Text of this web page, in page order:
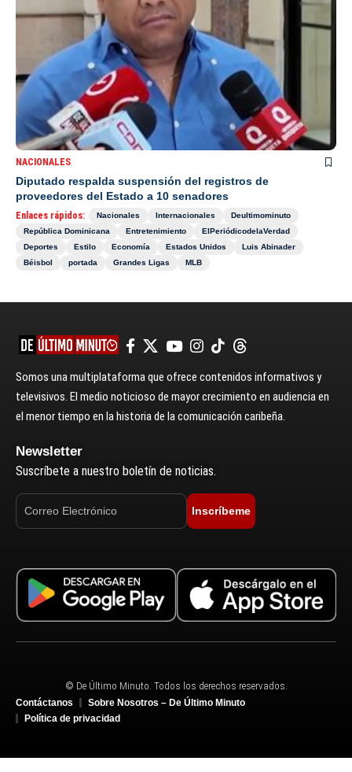
NACIONALES
Diputado respalda suspensión del registros de
proveedores del Estado a 10 senadores
Enlaces rápidos: Nacionales Internacionales
Deultimominuto
República Dominicana
Entretenimiento
ElPeriódicodelaVerdad
Deportes
Estilo Economía Estados Unidos
Luis Abinader
Béisbol
portada Grandes Ligas MLB
Somos una multiplataforma que ofrece contenidos informativos y
televisivos. El medio noticioso de mayor crecimiento en audiencia en
el menor tiempo en la historia de la comunicación caribeña.
Newsletter
Suscríbete a nuestro boletín de noticias.
Inscríbeme
© De Último Minuto. Todos los derechos reservados.
Contáctanos
Sobre Nosotros – De Último Minuto
Política de privacidad